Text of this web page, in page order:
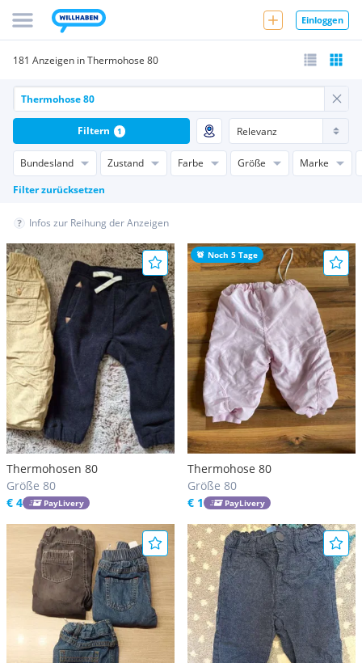
Einloggen
181 Anzeigen in Thermohose 80
Bundesland Zustand Farbe Größe
Marke
Filter zurücksetzen
Filtern 1
Infos zur Reihung der Anzeigen
Thermohosen 80
Größe 80
€ 4
PayLivery
Noch 5 Tage
Thermohose 80
Größe 80
€ 1
PayLivery